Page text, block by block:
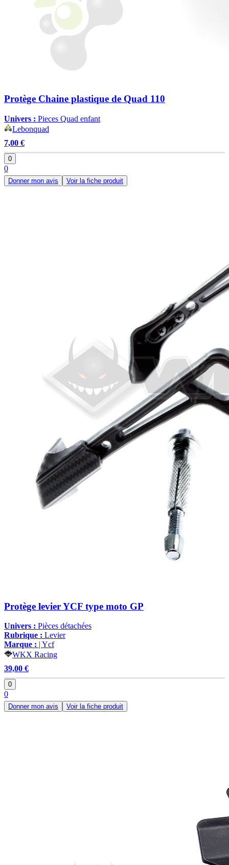
Protège Chaine plastique de Quad 110
Univers : Pieces Quad enfant
Lebonquad
7,00 €
0
0
Donner mon avis Voir la fiche produit
Protège levier YCF type moto GP
Univers : Pièces détachées
Rubrique : Levier
Marque : | Ycf
WKX Racing
39,00 €
0
0
Donner mon avis Voir la fiche produit